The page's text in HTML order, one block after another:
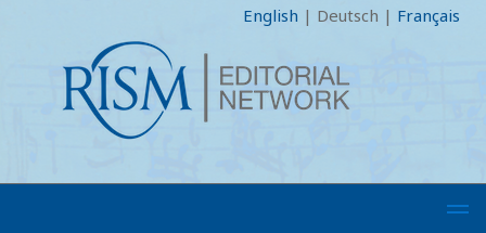
English | Deutsch | Français